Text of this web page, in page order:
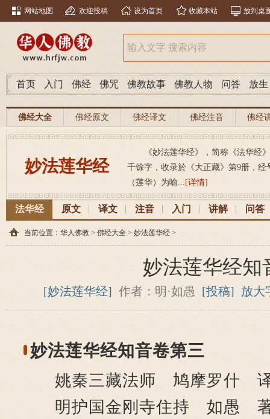
网站地图 欢迎投稿 设为首页 收藏本站 放到桌
首页 入门 佛经 佛咒 佛教故事 佛教人物 问答 放生
佛经大全 佛经原文 佛经译文 佛经注音 佛经
妙法莲华经
《妙法莲华经》，简称《法华经
千馀字，收录於《大正藏》第9册，经
（莲华）为喻... [详情]
法华经 原文 译文 注音 入门 讲解 问答
当前位置： 华人佛教 > 佛经大全 > 妙法莲华经 >
妙法莲华经知
[妙法莲华经] 作者：明·如愚 [投稿] 放大
妙法莲华经知音卷第三
姚秦三藏法师 鸠摩罗什
明护国金刚寺住持 如愚